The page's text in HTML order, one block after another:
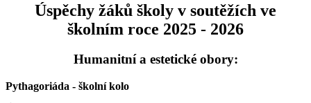
Úspěchy žáků školy v soutěžích ve
školním roce 2025 - 2026
Humanitní a estetické obory:
Pythagoriáda - školní kolo